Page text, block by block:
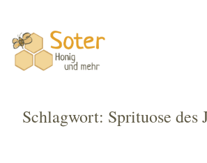
Schlagwort: Sprituose des